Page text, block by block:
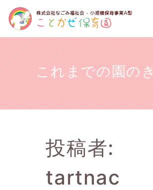
これまでの園の
投稿者:
tartnac